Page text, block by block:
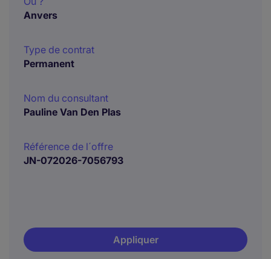
Anvers
Type de contrat
Permanent
Nom du consultant
Pauline Van Den Plas
Référence de l´offre
JN-072026-7056793
Appliquer